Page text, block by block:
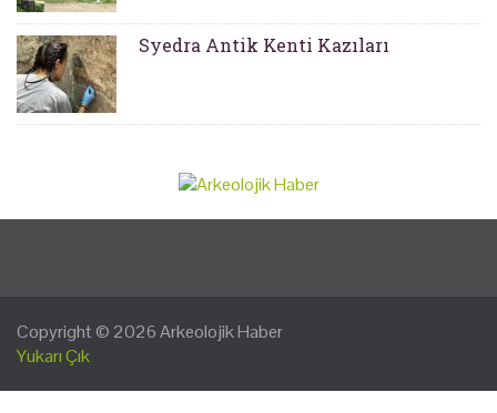
Syedra Antik Kenti Kazıları
Copyright © 2026Arkeolojik Haber
Yukarı Çık